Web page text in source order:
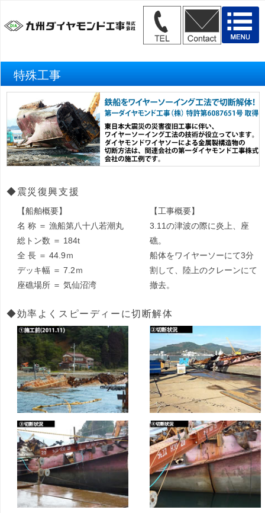
特殊工事
◆震災復興支援
【船舶概要】
名 称 ＝ 漁船第八十八若潮丸
総トン数 ＝ 184t
全 長 ＝ 44.9ｍ
デッキ幅 ＝ 7.2ｍ
座礁場所 ＝ 気仙沼湾
【工事概要】
3.11の津波の際に炎上、座
礁。
船体をワイヤーソーにて3分
割して、陸上のクレーンにて
撤去。
◆効率よくスピーディーに切断解体